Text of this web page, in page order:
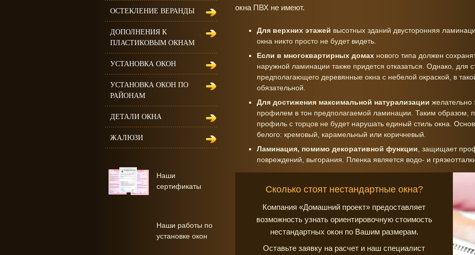
окна ПВХ не имеют.
Для верхних этажей высотных зданий двусторонняя
окна никто просто не будет видеть.
Если в многоквартирных домах нового типа должен
наружной ламинации также придется отказаться. Однако, для
предполагающего деревянные окна с небелой окраской, в
обязательной.
Для достижения максимальной натурализации желательно
профилем в тон предполагаемой ламинации. Таким образом,
профиль с торцов не будет нарушать единый стиль окна.
белого: кремовый, карамельный или коричневый.
Ламинация, помимо декоративной функции , защищает
повреждений, выгорания. Пленка является водо- и
Сколько стоят нестандартные окна?
Компания «Домашний проект» предоставляет
возможность узнать ориентировочную стоимость
нестандартных окон по Вашим размерам.
Оставьте заявку на расчет и наш специалист
ОСТЕКЛЕНИЕ ВЕРАНДЫ
ДОПОЛНЕНИЯ К
ПЛАСТИКОВЫМ ОКНАМ
УСТАНОВКА ОКОН
УСТАНОВКА ОКОН ПО
РАЙОНАМ
ДЕТАЛИ ОКНА
ЖАЛЮЗИ
Наши
сертификаты
Наши работы по
установке окон